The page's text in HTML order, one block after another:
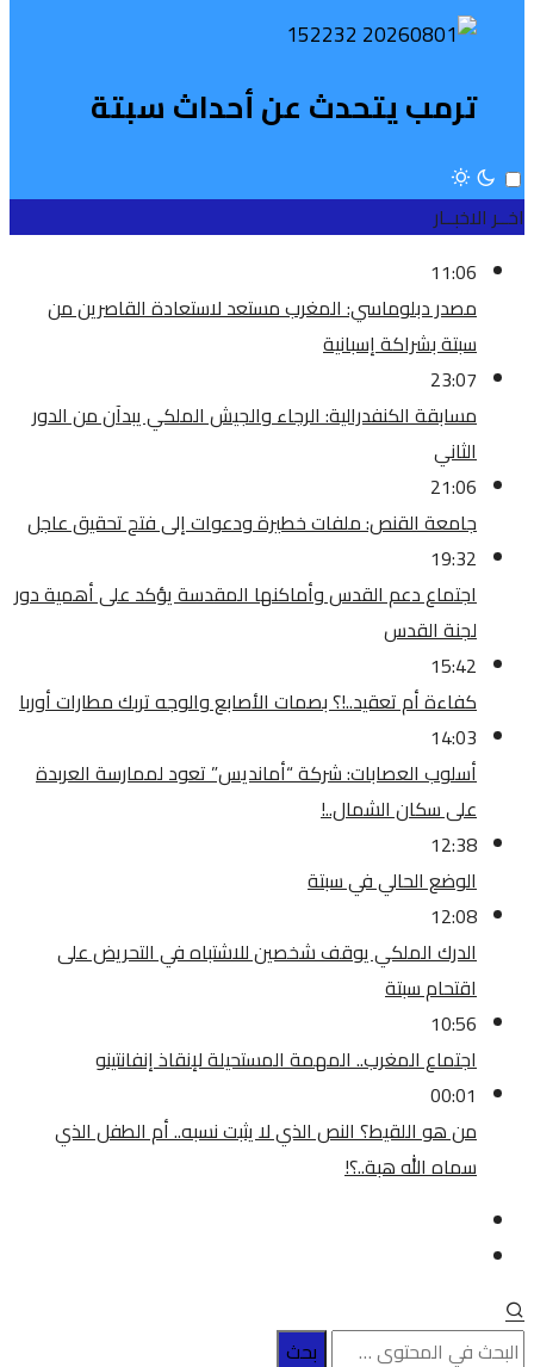
ترمب يتحدث عن أحداث سبتة
اخــر الاخبــار
11:06
مصدر دبلوماسي: المغرب مستعد لاستعادة القاصرين من
سبتة بشراكة إسبانية
23:07
مسابقة الكنفدرالية: الرجاء والجيش الملكي يبدآن من الدور
الثاني
21:06
جامعة القنص: ملفات خطيرة ودعوات إلى فتح تحقيق عاجل
19:32
اجتماع دعم القدس وأماكنها المقدسة يؤكد على أهمية دور
لجنة القدس
15:42
كفاءة أم تعقيد..!؟ بصمات الأصابع والوجه تربك مطارات أوربا
14:03
أسلوب العصابات: شركة “أمانديس” تعود لممارسة العربدة
على سكان الشمال..!
12:38
الوضع الحالي في سبتة
12:08
الدرك الملكي يوقف شخصين للاشتباه في التحريض على
اقتحام سبتة
10:56
اجتماع المغرب.. المهمة المستحيلة لإنقاذ إنفانتينو
00:01
من هو اللقيط؟ النص الذي لا يثبت نسبه.. أم الطفل الذي
سماه الله هبة..؟!